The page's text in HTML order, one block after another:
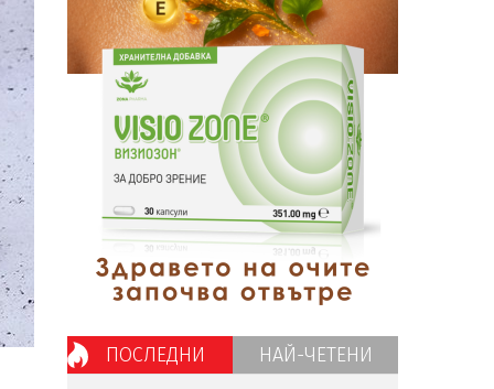
ПОСЛЕДНИ НАЙ-ЧЕТЕНИ